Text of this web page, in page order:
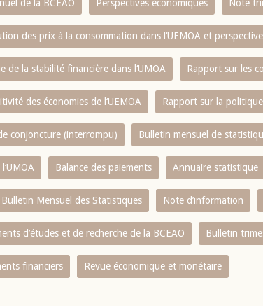
de la BCEAO Perspectives économiques Note
des prix à la consommation dans l‘UEMOA et
de la stabilité financière dans l‘UMOA Rapport sur les
des économies de l‘UEMOA Rapport sur la
conjoncture (interrompu) Bulletin mensuel de
Balance des paiements Annuaire statistique
Bulletin Mensuel des Statistiques Note d’information
d’études et de recherche de la BCEAO Bulletin
financiers Revue économique et monétaire